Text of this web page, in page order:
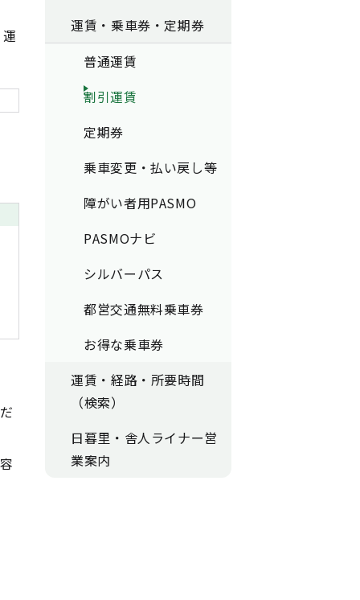
運賃・乗車券・定期券
普通運賃
割引運賃
定期券
乗車変更・払い戻し等
障がい者用PASMO
PASMOナビ
シルバーパス
都営交通無料乗車券
お得な乗車券
運賃・経路・所要時間
（検索）
日暮里・舎人ライナー営
業案内